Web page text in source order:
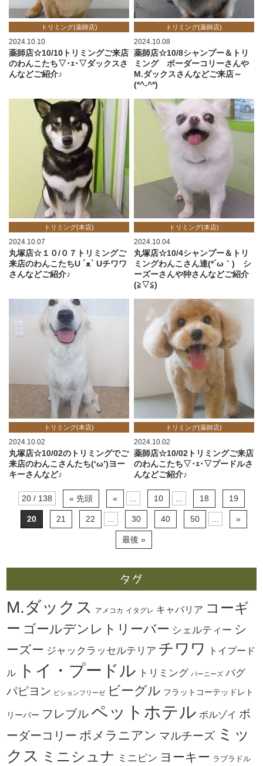
トリミング(薬師店)
2024.10.10
薬師店☆10/10トリミングご来店
のわんこたち▽･ｪ･▽ダックスさ
んなどご紹介♪
トリミング(薬師店)
2024.10.08
薬師店☆10/8シャンプー＆トリ
ミング ボーダーコリーさんや
M.ダックスさんなどご来店～
(*^-^*)
トリミング(本店)
2024.10.07
丸塚店☆１０/０７トリミングご
来店のわんこたちU ´ᴥ` Uチワワ
さんなどご紹介♪
トリミング(本店)
2024.10.04
丸塚店☆10/4シャンプー＆トリ
ミングわんこさん達(*´ω｀) シ
ーズーさんや狆さんなどご紹介
(≧▽≦)
トリミング(本店)
2024.10.02
丸塚店☆10/02のトリミングでご
来店のわんこさんたち(‘ω’)ヨー
キーさんなど♪
トリミング(薬師店)
2024.10.02
薬師店☆10/02トリミングご来店
のわんこたち▽･ｪ･▽プードルさ
んなどご紹介♪
20 / 138 « 先頭 « ... 10 ... 18 19
20 21 22 ... 30 40 50 ... »
最後 »
M.ダックス アメコカ イタグレ キャバリア コーギ
ー ゴールデンレトリーバー シェルティー シ
ーズー ジャックラッセルテリア チワワ トイプード
ル トイ・プードル トリミング バーニーズ パグ
パピヨン ビションフリーゼ ビーグル フラットコーテッドレト
リーバー フレブル ペットホテル ボルゾイ ボ
ーダーコリー ポメラニアン マルチーズ ミッ
クス ミニシュナ ミニピン ヨーキー ラブラドル